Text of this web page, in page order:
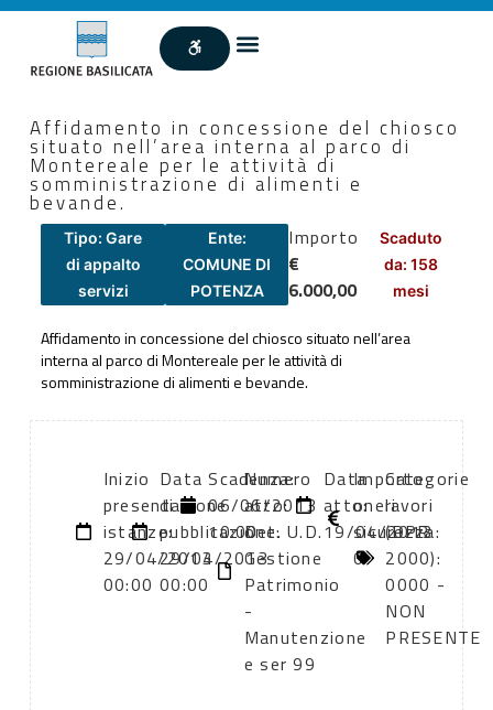
Affidamento in concessione del chiosco
situato nell’area interna al parco di
Montereale per le attività di
somministrazione di alimenti e
bevande.
Tipo: Gare
di appalto
servizi
Ente:
COMUNE DI
POTENZA
Importo
€
6.000,00
Scaduto
da: 158
mesi
Affidamento in concessione del chiosco situato nell’area
interna al parco di Montereale per le attività di
somministrazione di alimenti e bevande.
Inizio
presentazione
istanze:
29/04/2013
00:00
Data
di
pubblicazione:
29/04/2013
00:00
Scadenza:
06/06/2013
10:00
Numero
atto:
Det. U.D.
Gestione
Patrimonio
-
Manutenzione
e ser 99
Data
atto:
19/04/2013
Importo
oneri
sicurezza:
0
Categorie
lavori
(DPR
2000):
0000 -
NON
PRESENTE